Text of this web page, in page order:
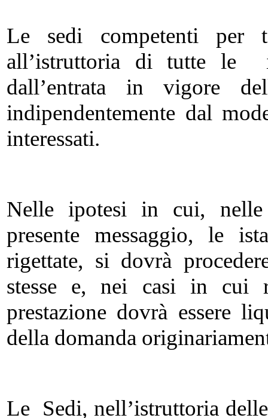
Le sedi competenti per
all’istruttoria di tutte le
dall’entrata in vigore
indipendentemente dal
interessati.
Nelle ipotesi in cui, nelle
presente messaggio, le
rigettate, si dovrà
stesse e, nei casi in cui
prestazione dovrà essere
della domanda
Le Sedi, nell’istruttoria